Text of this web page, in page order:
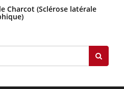
Charcot (Sclérose latérale